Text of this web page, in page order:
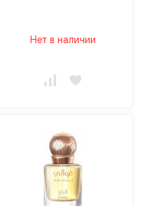
Нет в наличии